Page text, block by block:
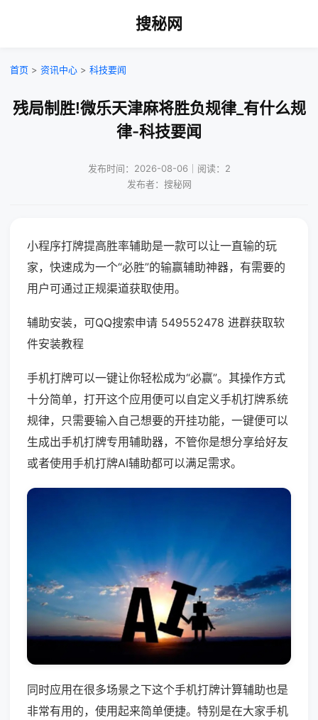
搜秘网
首页 > 资讯中心 > 科技要闻
残局制胜!微乐天津麻将胜负规律_有什么规
律-科技要闻
发布时间：2026-08-06｜阅读：2
发布者：搜秘网
小程序打牌提高胜率辅助是一款可以让一直输的玩
家，快速成为一个“必胜”的输赢辅助神器，有需要的
用户可通过正规渠道获取使用。
辅助安装，可QQ搜索申请 549552478 进群获取软
件安装教程
手机打牌可以一键让你轻松成为“必赢”。其操作方式
十分简单，打开这个应用便可以自定义手机打牌系统
规律，只需要输入自己想要的开挂功能，一键便可以
生成出手机打牌专用辅助器，不管你是想分享给好友
或者使用手机打牌AI辅助都可以满足需求。
同时应用在很多场景之下这个手机打牌计算辅助也是
非常有用的，使用起来简单便捷。特别是在大家手机